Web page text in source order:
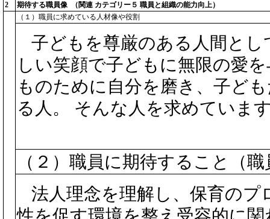
2
期待する職員像 （関連 カテゴリー５ 職員と組織の能力向上）
（１）職員に求めている人材像や役割
子どもを尊厳のある人間と
しい笑顔で子どもに無限の愛
ものために自分を磨き、子ど
る人。 そんな人を求めていま
（２）職員に期待すること（
法人理念を理解し、保育の